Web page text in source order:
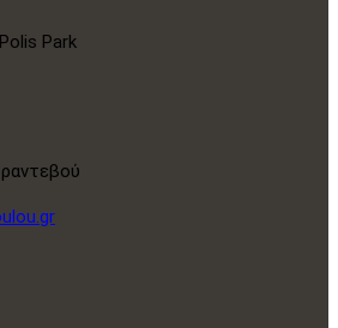
Polis Park